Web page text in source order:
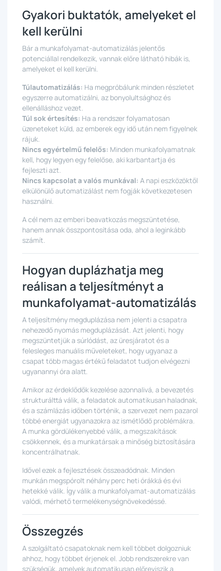
Gyakori buktatók, amelyeket el
kell kerülni
Bár a munkafolyamat-automatizálás jelentős
potenciállal rendelkezik, vannak előre látható hibák is,
amelyeket el kell kerülni.
Túlautomatizálás: Ha megpróbálunk minden részletet
egyszerre automatizálni, az bonyolultsághoz és
ellenálláshoz vezet.
Túl sok értesítés: Ha a rendszer folyamatosan
üzeneteket küld, az emberek egy idő után nem figyelnek
rájuk.
Nincs egyértelmű felelős: Minden munkafolyamatnak
kell, hogy legyen egy felelőse, aki karbantartja és
fejleszti azt.
Nincs kapcsolat a valós munkával: A napi eszközöktől
elkülönülő automatizálást nem fogják következetesen
használni.
A cél nem az emberi beavatkozás megszüntetése,
hanem annak összpontosítása oda, ahol a leginkább
számít.
Hogyan duplázhatja meg
reálisan a teljesítményt a
munkafolyamat-automatizálás
A teljesítmény megduplázása nem jelenti a csapatra
nehezedő nyomás megduplázását. Azt jelenti, hogy
megszüntetjük a súrlódást, az üresjáratot és a
felesleges manuális műveleteket, hogy ugyanaz a
csapat több magas értékű feladatot tudjon elvégezni
ugyanannyi óra alatt.
Amikor az érdeklődők kezelése azonnalivá, a bevezetés
strukturálttá válik, a feladatok automatikusan haladnak,
és a számlázás időben történik, a szervezet nem pazarol
többé energiát ugyanazokra az ismétlődő problémákra.
A munka gördülékenyebbé válik, a megszakítások
csökkennek, és a munkatársak a minőség biztosítására
koncentrálhatnak.
Idővel ezek a fejlesztések összeadódnak. Minden
munkán megspórolt néhány perc heti órákká és évi
hetekké válik. Így válik a munkafolyamat-automatizálás
valódi, mérhető termelékenységnövekedéssé.
Összegzés
A szolgáltató csapatoknak nem kell többet dolgozniuk
ahhoz, hogy többet érjenek el. Jobb rendszerekre van
szükségük, amelyek automatikusan előreviszik a